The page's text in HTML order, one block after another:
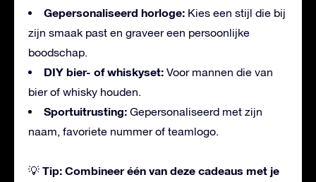
Gepersonaliseerd horloge: Kies een stijl die bij
zijn smaak past en graveer een persoonlijke
boodschap.
DIY bier- of whiskyset: Voor mannen die van
bier of whisky houden.
Sportuitrusting: Gepersonaliseerd met zijn
naam, favoriete nummer of teamlogo.
💡 Tip: Combineer één van deze cadeaus met je